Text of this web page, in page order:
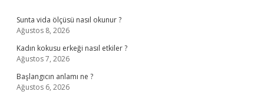
Sunta vida ölçüsü nasıl okunur ?
Ağustos 8, 2026
Kadın kokusu erkeği nasıl etkiler ?
Ağustos 7, 2026
Başlangıcın anlamı ne ?
Ağustos 6, 2026